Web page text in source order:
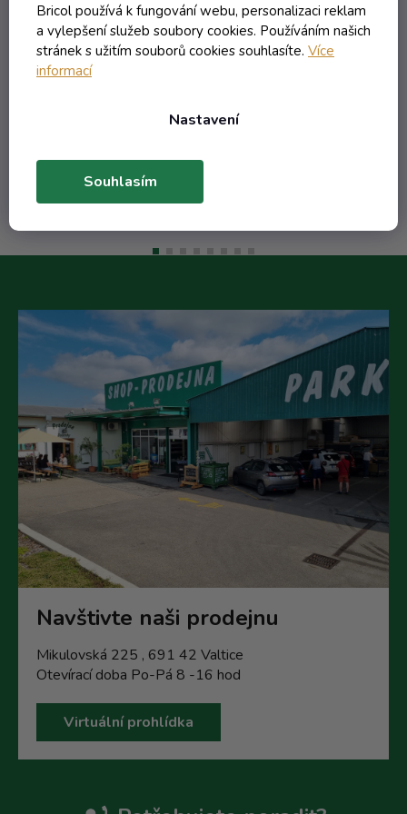
Bricol používá k fungování webu, personalizaci reklam
a vylepšení služeb soubory cookies. Používáním našich
stránek s užitím souborů cookies souhlasíte. Více
informací
Nastavení
Souhlasím
Skladem
98,74 Kč / ks
Navštivte naši prodejnu
Mikulovská 225 , 691 42 Valtice
Otevírací doba Po-Pá 8 -16 hod
Virtuální prohlídka